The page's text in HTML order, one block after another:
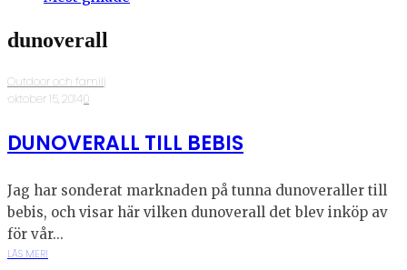
dunoverall
Outdoor och familj
·oktober 15, 2014·0
DUNOVERALL TILL BEBIS
Jag har sonderat marknaden på tunna dunoveraller till
bebis, och visar här vilken dunoverall det blev inköp av
för vår...
LÄS MER!